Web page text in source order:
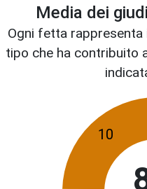
Media dei
Ogni fetta
tipo che ha contribuito
10